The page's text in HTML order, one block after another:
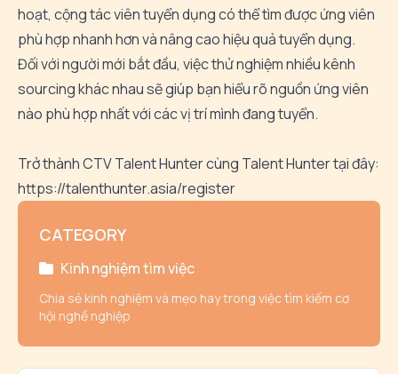
hoạt, cộngtácviêntuyểndụngcóthểtìmđượcứngviên
phùhợpnhanhhơnvànângcaohiệuquảtuyểndụng.
Đốivớingườimới bắtđầu, việcthửnghiệmnhiềukênh
sourcingkhácnhausẽgiúp bạnhiểurõnguồn ứngviên
nào phùhợpnhấtvớicácvịtrímìnhđangtuyển.
Trở thành CTV Talent Hunter cùng Talent Hunter tại đây:
https://talenthunter.asia/register
CATEGORY
Kinh nghiệm tìm việc
Chia sẻ kinh nghiệm và mẹo hay trong việc tìm kiếm cơ
hội nghề nghiệp